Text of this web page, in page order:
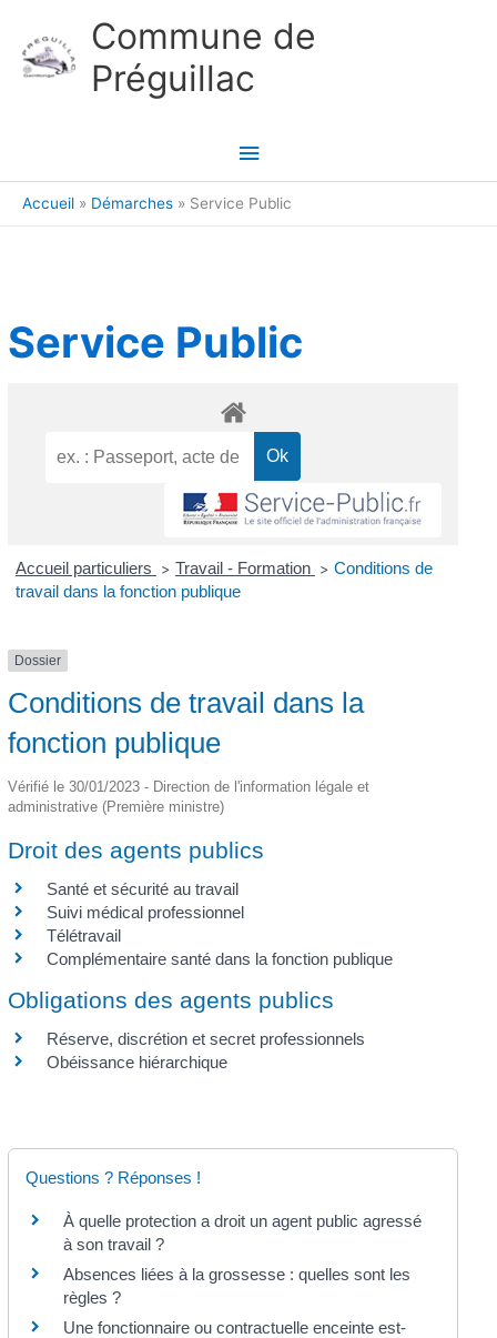
Commune de
Préguillac
Menu
principal
Accueil Démarches Service Public
Service Public
Accueil particuliers > Travail - Formation > Conditions de
travail dans la fonction publique
Dossier
Conditions de travail dans la
fonction publique
Vérifié le 30/01/2023 - Direction de l'information légale et
administrative (Première ministre)
Droit des agents publics
Santé et sécurité au travail
Suivi médical professionnel
Télétravail
Complémentaire santé dans la fonction publique
Obligations des agents publics
Réserve, discrétion et secret professionnels
Obéissance hiérarchique
Questions ? Réponses !
À quelle protection a droit un agent public agressé
à son travail ?
Absences liées à la grossesse : quelles sont les
règles ?
Une fonctionnaire ou contractuelle enceinte est-